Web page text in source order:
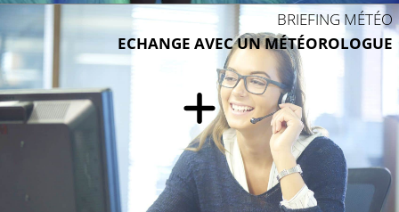
BRIEFING MÉTÉO
ECHANGE AVEC UN MÉTÉOROLOGUE